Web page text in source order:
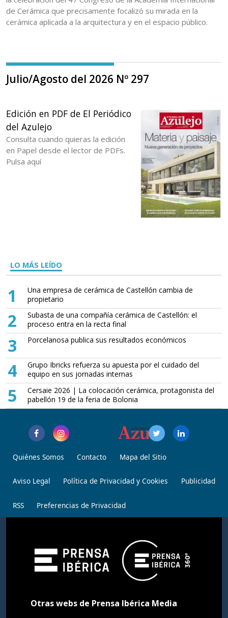
de Cerámica que precisamente focalizó su mirada en la
cerámica aplicada a la arquitectura y en el espacio público.
Julio/Agosto del 2026 Nº 297
Edición en PDF de El Periódico
del Azulejo
Consulta cuando quieras la edición
en Papel desde el lector de PDFs.
Pulsa aquí
LO MÁS LEÍDO
1
Una empresa de cerámica de Castellón cambia de
propietario
2
Subasta de una compañía cerámica de Castellón: el
proceso entra en la recta final
3 Porcelanosa publica sus resultados económicos
4
Grupo Ibricks refuerza su apuesta por el cuidado del
equipo en sus jornadas internas
5
Cersaie 2026 | La colocación cerámica, protagonista del
pabellón 19 de la feria de Bolonia
Quiénes Somos Contacto Mapa del Sitio
Aviso Legal Política de Privacidad y Cookies Publicidad
RSS Preferencias de Privacidad
Otras webs de Prensa Ibérica Media